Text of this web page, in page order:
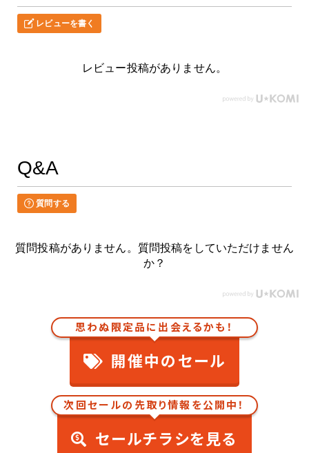
レビューを書く
レビュー投稿がありません。
Q&A
質問する
質問投稿がありません。質問投稿をしていただけません
か？
思わぬ限定品に出会えるかも！
開催中のセール
次回セールの先取り情報を公開中！
セールチラシを見る